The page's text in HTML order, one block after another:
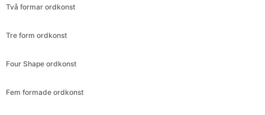
Två formar ordkonst
Tre form ordkonst
Four Shape ordkonst
Fem formade ordkonst